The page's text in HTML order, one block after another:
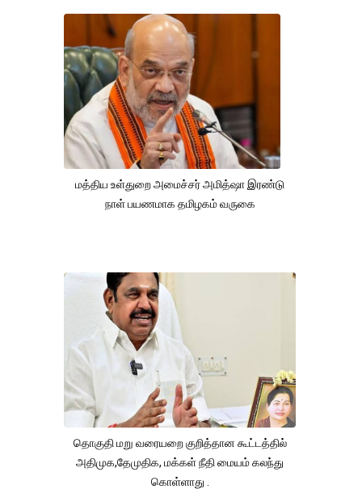
மத்திய உள்துறை அமைச்சர் அமித்ஷா இரண்டு
நாள் பயணமாக தமிழகம் வருகை
தொகுதி மறு வரையறை குறித்தான கூட்டத்தில்
அதிமுக,தேமுதிக, மக்கள் நீதி மையம் கலந்து
கொள்ளாது .